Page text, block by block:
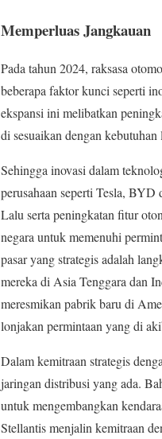
Memperluas Jangkauan
Pada tahun 2024, raksasa
beberapa faktor kunci seperti
ekspansi ini melibatkan
di sesuaikan dengan kebutuhan
Sehingga inovasi dalam
perusahaan seperti Tesla,
Lalu serta peningkatan fitur
negara untuk memenuhi
pasar yang strategis adalah
mereka di Asia Tenggara dan
meresmikan pabrik baru di
lonjakan permintaan yang di
Dalam kemitraan strategis
jaringan distribusi yang ada.
untuk mengembangkan
Stellantis menjalin kemitraan